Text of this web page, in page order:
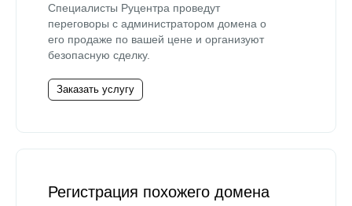
Специалисты Руцентра проведут
переговоры с администратором домена о
его продаже по вашей цене и организуют
безопасную сделку.
Заказать услугу
Регистрация похожего домена